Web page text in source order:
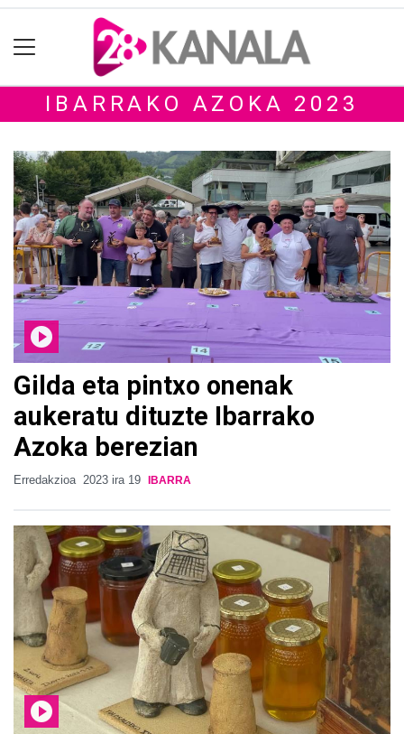
IBARRAKO AZOKA 2023
Gilda eta pintxo onenak
aukeratu dituzte Ibarrako
Azoka berezian
Erredakzioa 2023 ira 19 IBARRA